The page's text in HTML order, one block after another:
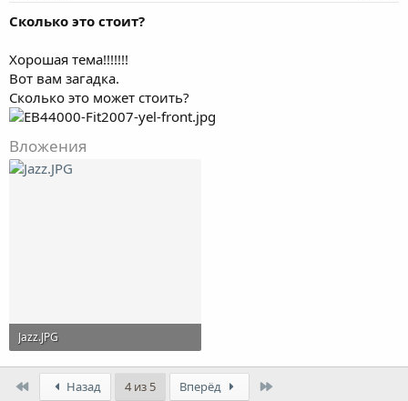
Сколько это стоит?
Хорошая тема!!!!!!!
Вот вам загадка.
Сколько это может стоить?
Вложения
Jazz.JPG
40.1 KB · Просмотры: 1,846
Назад 4 из 5 Вперёд